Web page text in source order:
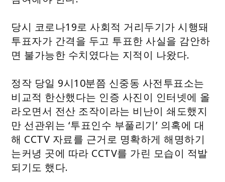
당시 코로나19로 사회적 거리두기가 시행돼
투표자가 간격을 두고 투표한 사실을 감안하
면 불가능한 수치였다는 지적이 나왔다.
정작 당일 9시10분쯤 신중동 사전투표소는
비교적 한산했다는 인증 사진이 인터넷에 올
라오면서 전산 조작이라는 비난이 쇄도했지
만 선관위는 ‘투표인수 부풀리기’ 의혹에 대
해 CCTV 자료를 근거로 명확하게 해명하기
는커녕 곳에 따라 CCTV를 가린 모습이 적발
되기도 했다.